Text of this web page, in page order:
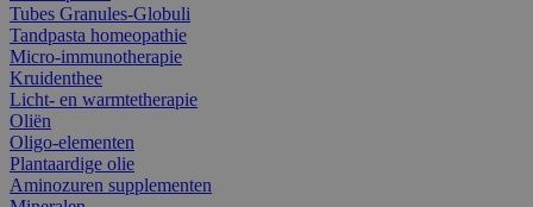
Tubes Granules-Globuli
Tandpasta homeopathie
Micro-immunotherapie
Kruidenthee
Licht- en warmtetherapie
Oliën
Oligo-elementen
Plantaardige olie
Aminozuren supplementen